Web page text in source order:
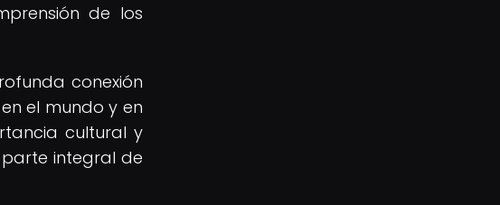
de los
conexión
el mundo y en
cultural y
integral de